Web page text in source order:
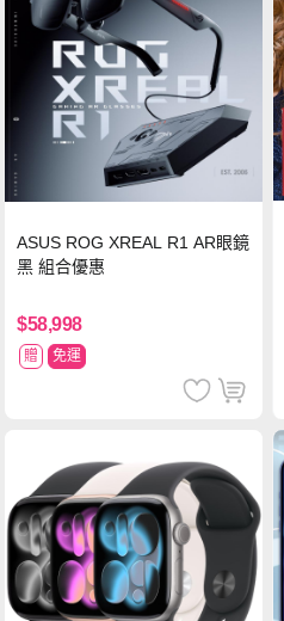
ASUS ROG XREAL R1 AR眼鏡
黑 組合優惠
$58,998
贈 免運